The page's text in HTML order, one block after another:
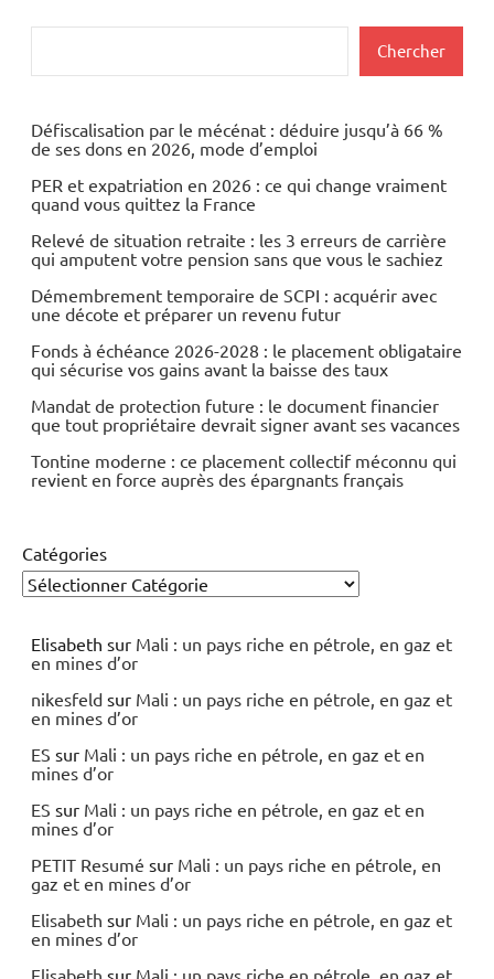
Chercher
Défiscalisation par le mécénat : déduire jusqu’à 66 %
de ses dons en 2026, mode d’emploi
PER et expatriation en 2026 : ce qui change vraiment
quand vous quittez la France
Relevé de situation retraite : les 3 erreurs de carrière
qui amputent votre pension sans que vous le sachiez
Démembrement temporaire de SCPI : acquérir avec
une décote et préparer un revenu futur
Fonds à échéance 2026-2028 : le placement obligataire
qui sécurise vos gains avant la baisse des taux
Mandat de protection future : le document financier
que tout propriétaire devrait signer avant ses vacances
Tontine moderne : ce placement collectif méconnu qui
revient en force auprès des épargnants français
Catégories
Elisabeth sur Mali : un pays riche en pétrole, en gaz et
en mines d’or
nikesfeld sur Mali : un pays riche en pétrole, en gaz et
en mines d’or
ES sur Mali : un pays riche en pétrole, en gaz et en
mines d’or
ES sur Mali : un pays riche en pétrole, en gaz et en
mines d’or
PETIT Resumé sur Mali : un pays riche en pétrole, en
gaz et en mines d’or
Elisabeth sur Mali : un pays riche en pétrole, en gaz et
en mines d’or